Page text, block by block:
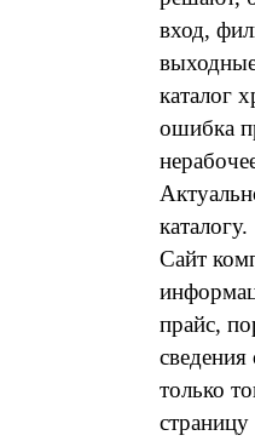
вход,
каталог
ошибка
каталогу.
Сайт
прайс,
только